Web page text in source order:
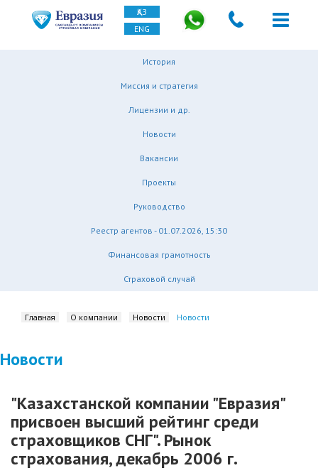
ҚАЗ
ENG
История
Миссия и стратегия
Лицензии и др.
Новости
Вакансии
Проекты
Руководство
Реестр агентов - 01.07.2026, 15:30
Финансовая грамотность
Страховой случай
Главная О компании Новости Новости
Новости
"Казахстанской компании "Евразия"
присвоен высший рейтинг среди
страховщиков СНГ". Рынок
страхования, декабрь 2006 г.